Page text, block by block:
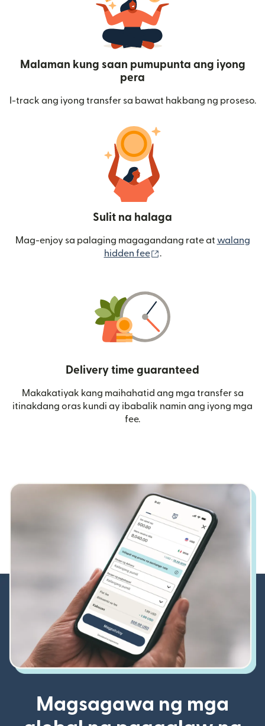
Malaman kung saan pumupunta ang iyong
pera
I-track ang iyong transfer sa bawat hakbang ng proseso.
Sulit na halaga
Mag-enjoy sa palaging magagandang rate at walang
hidden fee
.
Delivery time guaranteed
Makakatiyak kang maihahatid ang mga transfer sa
itinakdang oras kundi ay ibabalik namin ang iyong mga
fee.
Magsagawa ng mga